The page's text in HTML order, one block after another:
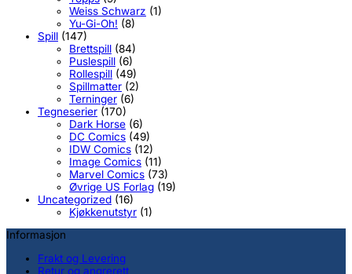
Weiss Schwarz (1)
Yu-Gi-Oh! (8)
Spill (147)
Brettspill (84)
Puslespill (6)
Rollespill (49)
Spillmatter (2)
Terninger (6)
Tegneserier (170)
Dark Horse (6)
DC Comics (49)
IDW Comics (12)
Image Comics (11)
Marvel Comics (73)
Øvrige US Forlag (19)
Uncategorized (16)
Kjøkkenutstyr (1)
Informasjon
Frakt og Levering
Retur og angrerett